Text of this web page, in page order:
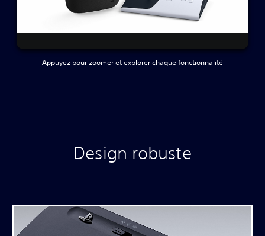
Appuyez pour zoomer et explorer chaque fonctionnalité
Design robuste